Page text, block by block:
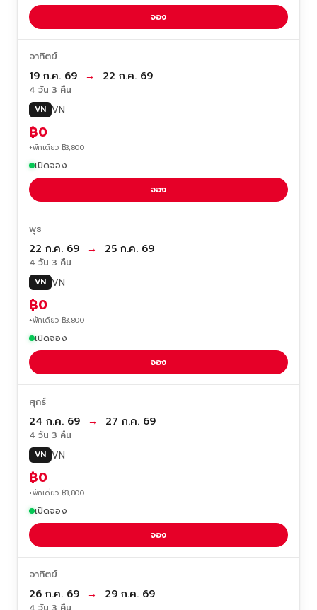
จอง
อาทิตย์
19 ก.ค. 69 → 22 ก.ค. 69
4 วัน 3 คืน
VN VN
฿0
+พักเดี่ยว ฿3,800
เปิดจอง
จอง
พุธ
22 ก.ค. 69 → 25 ก.ค. 69
4 วัน 3 คืน
VN VN
฿0
+พักเดี่ยว ฿3,800
เปิดจอง
จอง
ศุกร์
24 ก.ค. 69 → 27 ก.ค. 69
4 วัน 3 คืน
VN VN
฿0
+พักเดี่ยว ฿3,800
เปิดจอง
จอง
อาทิตย์
26 ก.ค. 69 → 29 ก.ค. 69